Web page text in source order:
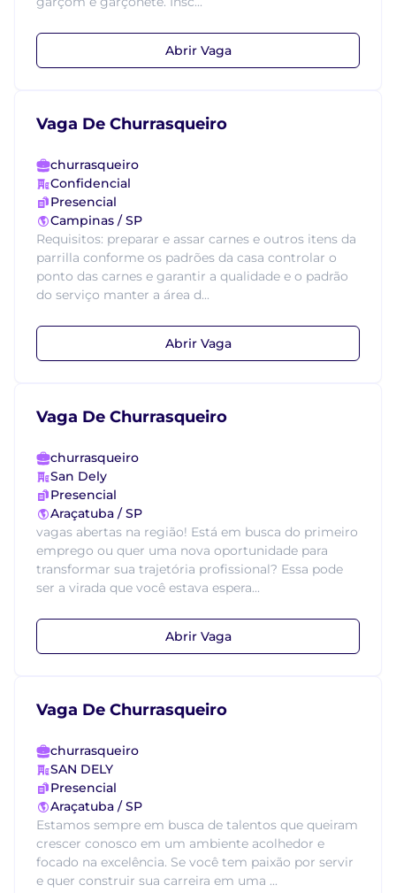
Abrir Vaga
Vaga De Churrasqueiro
churrasqueiro
Confidencial
Presencial
Campinas / SP
Requisitos: preparar e assar carnes e outros itens da
parrilla conforme os padrões da casa controlar o
ponto das carnes e garantir a qualidade e o padrão
do serviço manter a área d...
Abrir Vaga
Vaga De Churrasqueiro
churrasqueiro
San Dely
Presencial
Araçatuba / SP
vagas abertas na região! Está em busca do primeiro
emprego ou quer uma nova oportunidade para
transformar sua trajetória profissional? Essa pode
ser a virada que você estava espera...
Abrir Vaga
Vaga De Churrasqueiro
churrasqueiro
SAN DELY
Presencial
Araçatuba / SP
Estamos sempre em busca de talentos que queiram
crescer conosco em um ambiente acolhedor e
focado na excelência. Se você tem paixão por servir
e quer construir sua carreira em uma ...